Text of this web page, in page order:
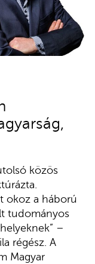
közös
okoz a háború
tudományos
–
régész. A
Magyar